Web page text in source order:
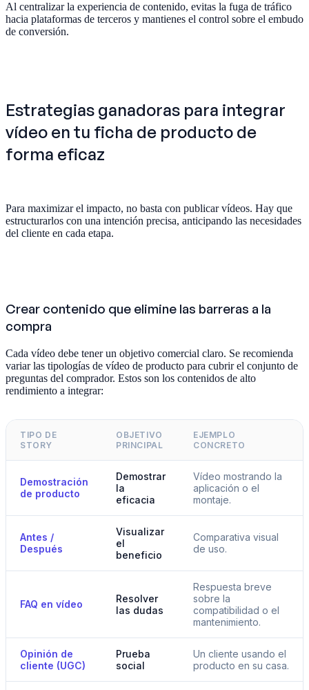
Al centralizar la experiencia de contenido, evitas la fuga de tráfico
hacia plataformas de terceros y mantienes el control sobre el embudo
de conversión.
Estrategias ganadoras para integrar
vídeo en tu ficha de producto de
forma eficaz
Para maximizar el impacto, no basta con publicar vídeos. Hay que
estructurarlos con una intención precisa, anticipando las necesidades
del cliente en cada etapa.
Crear contenido que elimine las barreras a la
compra
Cada vídeo debe tener un objetivo comercial claro. Se recomienda
variar las tipologías de vídeo de producto para cubrir el conjunto de
preguntas del comprador. Estos son los contenidos de alto
rendimiento a integrar:
TIPO DE
STORY
OBJETIVO
PRINCIPAL
EJEMPLO
CONCRETO
Demostración
de producto
Demostrar
la
eficacia
Vídeo mostrando la
aplicación o el
montaje.
Antes /
Después
Visualizar
el
beneficio
Comparativa visual
de uso.
FAQ en vídeo
Resolver
las dudas
Respuesta breve
sobre la
compatibilidad o el
mantenimiento.
Opinión de
cliente (UGC)
Prueba
social
Un cliente usando el
producto en su casa.